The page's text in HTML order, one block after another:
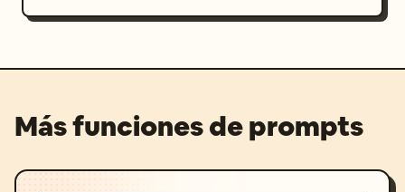
Más funciones de prompts